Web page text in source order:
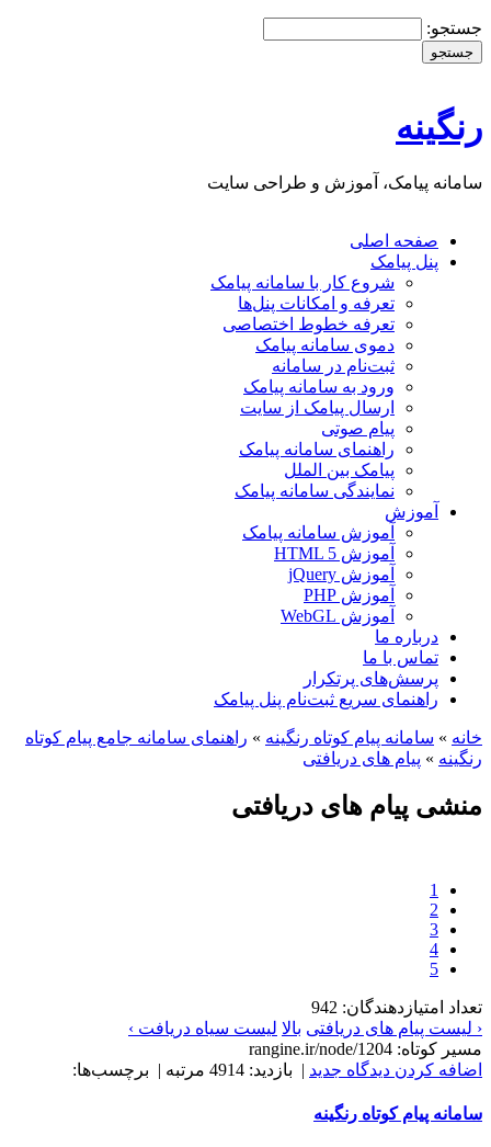
جستجو:
رنگینه
سامانه پیامک، آموزش و طراحی سایت
صفحه اصلی
پنل پيامک
شروع کار با سامانه پيامک
تعرفه و امکانات پنل‌ها
تعرفه خطوط اختصاصی
دموی سامانه پیامک
ثبت‌نام در سامانه
ورود به سامانه پيامک
ارسال پيامک از سايت
پیام صوتی
راهنمای سامانه پیامک
پیامک بین الملل
نمایندگی سامانه پیامک
آموزش
آموزش سامانه پیامک
آموزش HTML 5
آموزش jQuery
آموزش PHP
آموزش WebGL
درباره ما
تماس با ما
پرسش‌های پرتکرار
راهنمای سریع ثبت‌نام پنل پیامک
خانه » سامانه پيام کوتاه رنگينه » راهنمای سامانه جامع پیام کوتاه
رنگینه » پیام های دریافتی
منشی پیام های دریافتی
1
2
3
4
5
تعداد امتیازدهندگان: 942
‹ لیست پیام های دریافتی بالا لیست سیاه دریافت ›
مسیر کوتاه: rangine.ir/node/1204
اضافه کردن دیدگاه جدید | بازدید: 4914 مرتبه | برچسب‌ها:
سامانه پيام کوتاه رنگينه